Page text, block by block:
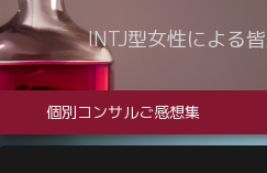
INTJ型女性による
個別コンサルご感想集